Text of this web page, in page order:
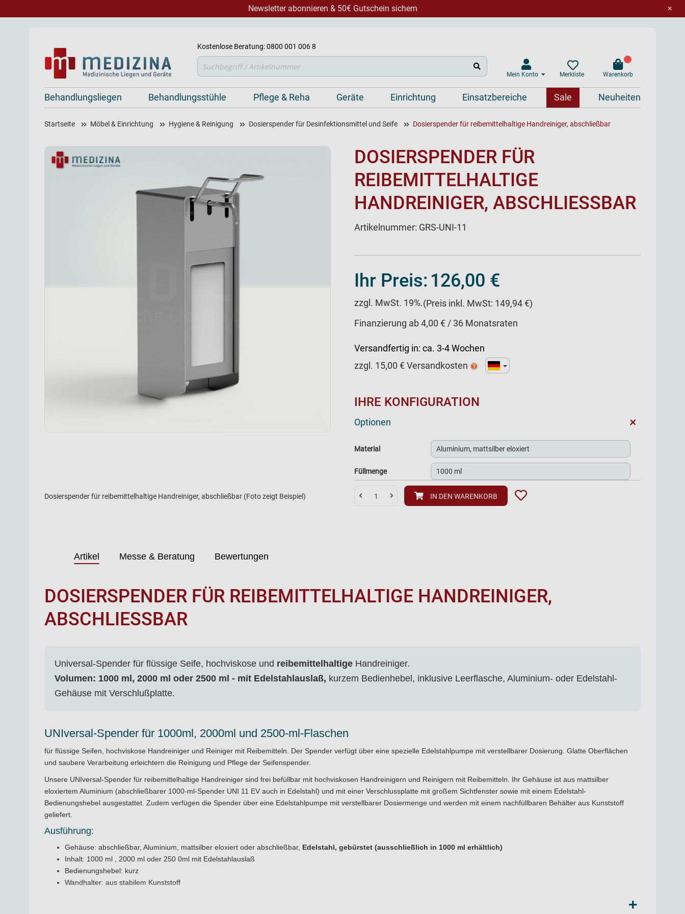
×
Newsletter abonnieren & 50€ Gutschein sichern
Kostenlose Beratung: 0800 001 006 8
Mein Konto Merkliste Warenkorb
Suche
Behandlungsliegen Behandlungsstühle Pflege & Reha Geräte Einrichtung Einsatzbereiche Sale Neuheiten
Startseite Möbel & Einrichtung Hygiene & Reinigung Dosierspender für Desinfektionsmittel und Seife Dosierspender für reibemittelhaltige Handreiniger, abschließbar
Dosierspender für reibemittelhaltige Handreiniger, abschließbar (Foto zeigt Beispiel)
DOSIERSPENDER FÜR
REIBEMITTELHALTIGE
HANDREINIGER, ABSCHLIESSBAR
Artikelnummer: GRS-UNI-11
Ihr Preis: 126,00 €
zzgl. MwSt. 19%.(Preis inkl. MwSt: 149,94 €)
Finanzierung ab 4,00 € / 36 Monatsraten
Versandfertig in: ca. 3-4 Wochen
zzgl. 15,00 € Versandkosten
IHRE KONFIGURATION
Optionen +
Material
Füllmenge
IN DEN WARENKORB
Artikel Messe & Beratung Bewertungen
DOSIERSPENDER FÜR REIBEMITTELHALTIGE HANDREINIGER,
ABSCHLIESSBAR
Universal-Spender für flüssige Seife, hochviskose und reibemittelhaltige Handreiniger.
Volumen: 1000 ml, 2000 ml oder 2500 ml - mit Edelstahlauslaß, kurzem Bedienhebel, inklusive Leerflasche, Aluminium- oder Edelstahl-
Gehäuse mit Verschlußplatte.
UNIversal-Spender für 1000ml, 2000ml und 2500-ml-Flaschen
für flüssige Seifen, hochviskose Handreiniger und Reiniger mit Reibemitteln. Der Spender verfügt über eine spezielle Edelstahlpumpe mit verstellbarer Dosierung. Glatte Oberflächen
und saubere Verarbeitung erleichtern die Reinigung und Pflege der Seifenspender.
Unsere UNIversal-Spender für reibemittelhaltige Handreiniger sind frei befüllbar mit hochviskosen Handreinigern und Reinigern mit Reibemitteln. Ihr Gehäuse ist aus mattsilber
eloxiertem Aluminium (abschließbarer 1000-ml-Spender UNI 11 EV auch in Edelstahl) und mit einer Verschlussplatte mit großem Sichtfenster sowie mit einem Edelstahl-
Bedienungshebel ausgestattet. Zudem verfügen die Spender über eine Edelstahlpumpe mit verstellbarer Dosiermenge und werden mit einem nachfüllbaren Behälter aus Kunststoff
geliefert.
Ausführung:
Gehäuse: abschließbar, Aluminium, mattsilber eloxiert oder abschließbar, Edelstahl, gebürstet (ausschließlich in 1000 ml erhältlich)
Inhalt: 1000 ml , 2000 ml oder 250 0ml mit Edelstahlauslaß
Bedienungshebel: kurz
Wandhalter: aus stabilem Kunststoff
Einsatzzwecke verwendete Handreiniger sind pastös und teilweise mit zusätzlichen Reibemitteln. Damit nun nicht jeder in den Seifentopf greift und damit zugleich die Seife verschmutzt,+